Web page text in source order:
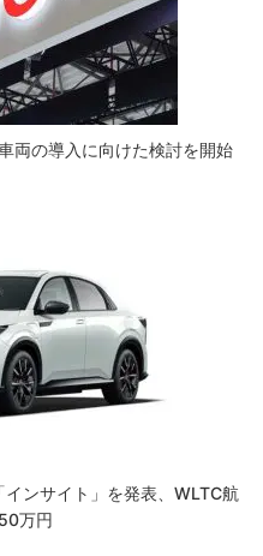
両の導入に向けた検討を開始
ンサイト」を発表、WLTC航
万円